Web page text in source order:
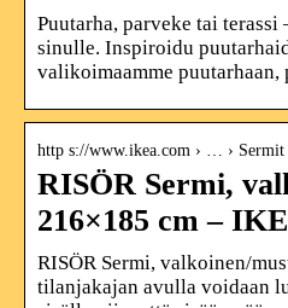
Puutarha, parveke tai
sinulle. Inspiroidu
valikoimaamme
http s://www.ikea.com › … ›
RISÖR Sermi,
216×185 cm –
RISÖR Sermi, valkoinen/
tilanjakajan avulla voidaan